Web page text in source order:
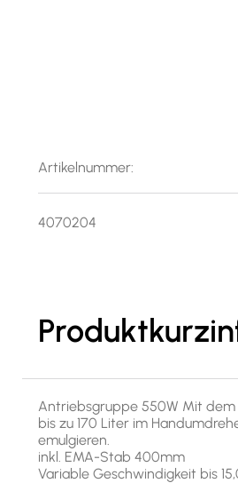
Artikelnummer:
4070204
Antriebsgruppe 550W Mit dem
bis zu 170 Liter im
emulgieren.
inkl. EMA-Stab 400mm
Variable Geschwindigkeit bis